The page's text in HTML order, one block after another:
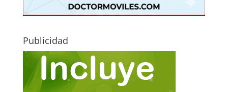
Publicidad